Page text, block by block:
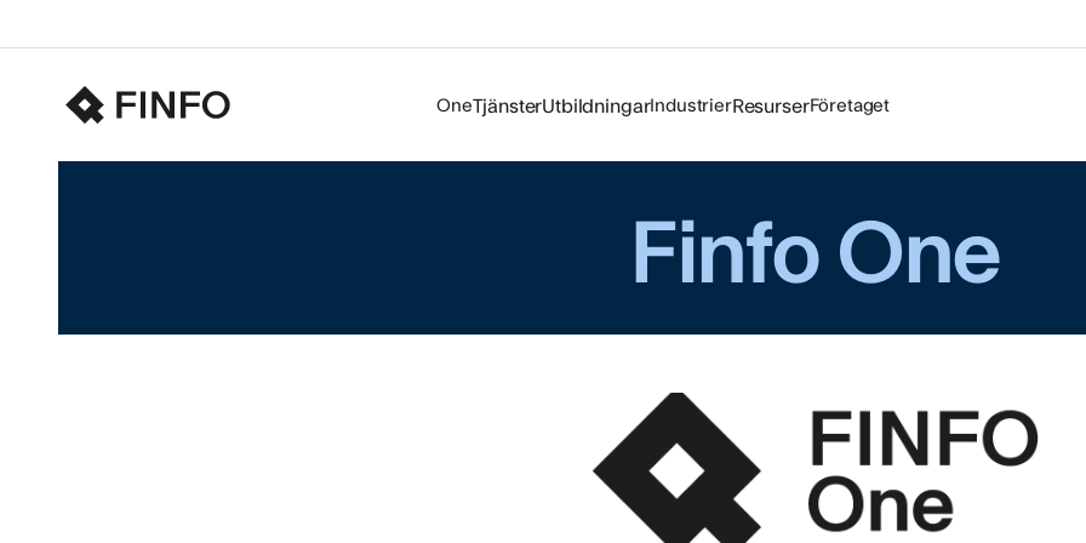
OneTjänsterUtbildningarIndustrierResurserFöretaget
Finfo One
Finfo One är den nya plattformen som tar
strategiskt, från skapande och kvalitetssäkring till
återanvändning av data. Med ett modernt och intuitivt
plattformen en tydlig överblick och full kontroll över hela